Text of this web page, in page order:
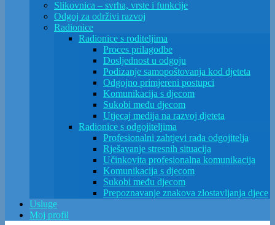
Slikovnica – svrha, vrste i funkcije
Odgoj za održivi razvoj
Radionice
Radionice s roditeljima
Proces prilagodbe
Dosljednost u odgoju
Podizanje samopoštovanja kod djeteta
Odgojno primjereni postupci
Komunikacija s djecom
Sukobi među djecom
Utjecaj medija na razvoj djeteta
Radionice s odgojiteljima
Profesionalni zahtjevi rada odgojitelja
Rješavanje stresnih situacija
Učinkovita profesionalna komunikacija
Komunikacija s djecom
Sukobi među djecom
Prepoznavanje znakova zlostavljanja djece
Usluge
Moj profil